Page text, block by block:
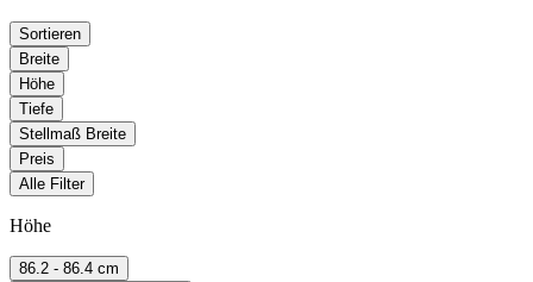
Sortieren
Breite
Höhe
Tiefe
Stellmaß Breite
Preis
Alle Filter
Höhe
86.2 - 86.4 cm